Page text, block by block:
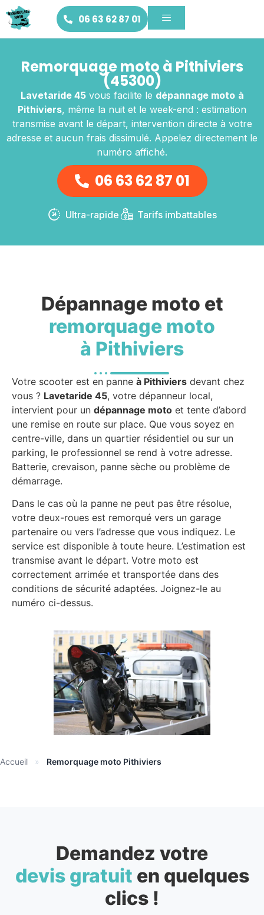
06 63 62 87 01
Remorquage moto à Pithiviers
(45300)
Lavetaride 45vous facilite le dépannage moto à
Pithiviers, même la nuit et le week-end : estimation
transmise avant le départ, intervention directe à votre
adresse et aucun frais dissimulé. Appelez directement le
numéro affiché.
06 63 62 87 01
Ultra-rapide Tarifs imbattables
Dépannage moto et
remorquage moto
à Pithiviers
Votre scooter est en panne à Pithiviers devant chez
vous ? Lavetaride 45, votre dépanneur local,
intervient pour un dépannage moto et tente d’abord
une remise en route sur place. Que vous soyez en
centre-ville, dans un quartier résidentiel ou sur un
parking, le professionnel se rend à votre adresse.
Batterie, crevaison, panne sèche ou problème de
démarrage.
Dans le cas où la panne ne peut pas être résolue,
votre deux-roues est remorqué vers un garage
partenaire ou vers l’adresse que vous indiquez. Le
service est disponible à toute heure. L’estimation est
transmise avant le départ. Votre moto est
correctement arrimée et transportée dans des
conditions de sécurité adaptées. Joignez-le au
numéro ci-dessus.
Accueil » Remorquage moto Pithiviers
Demandez votre
devis gratuit en quelques
clics !